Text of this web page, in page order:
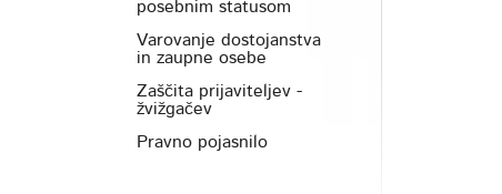
posebnim statusom
Varovanje dostojanstva
in zaupne osebe
Zaščita prijaviteljev -
žvižgačev
Pravno pojasnilo